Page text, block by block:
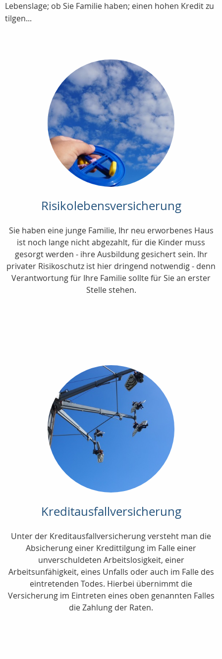
Lebenslage; ob Sie Familie haben; einen hohen Kredit zu
tilgen...
Risikolebensversicherung
Sie haben eine junge Familie, Ihr neu erworbenes Haus
ist noch lange nicht abgezahlt, für die Kinder muss
gesorgt werden - ihre Ausbildung gesichert sein. Ihr
privater Risikoschutz ist hier dringend notwendig - denn
Verantwortung für Ihre Familie sollte für Sie an erster
Stelle stehen.
Kreditausfallversicherung
Unter der Kreditausfallversicherung versteht man die
Absicherung einer Kredittilgung im Falle einer
unverschuldeten Arbeitslosigkeit, einer
Arbeitsunfähigkeit, eines Unfalls oder auch im Falle des
eintretenden Todes. Hierbei übernimmt die
Versicherung im Eintreten eines oben genannten Falles
die Zahlung der Raten.